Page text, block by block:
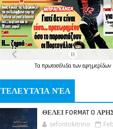
Τα πρωτοσέλιδατων εφημερίδων
ΤΕΛΕΥΤΑΊΑ ΝΈΑ
ΘΕΛΕΙ FORMAT O
sefontokitrino